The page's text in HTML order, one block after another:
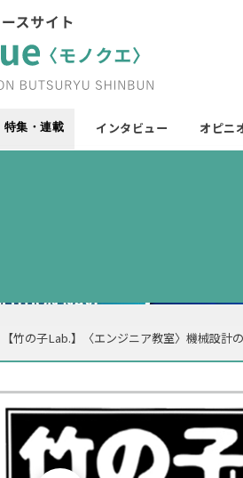
特集・連載 インタビュー オピニ
【竹の子Lab.】〈エンジニア教室〉機械設計